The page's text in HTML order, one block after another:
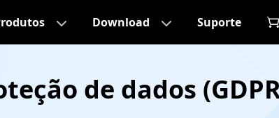
Download Suporte
de dados